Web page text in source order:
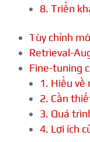
8. Triển
Tùy chỉnh
Retrieval-
Fine-tuning
1. Hiểu về
2. Cần
3. Quá
4. Lợi ích